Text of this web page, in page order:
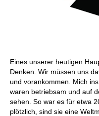
Eines unserer heutigen
Denken. Wir müssen uns
und vorankommen. Mich
waren betriebsam und auf
sehen. So war es für etwa
plötzlich, sind sie eine